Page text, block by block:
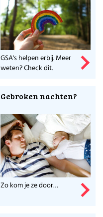
GSA's helpen erbij. Meer
weten? Check dit.
Gebroken nachten?
Zo kom je ze door…